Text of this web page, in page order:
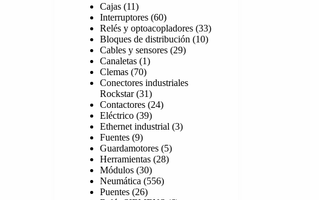
Cajas 1111
productos
Interruptores 6060
productos
Relés y optoacopladores 3333
productos
Bloques de distribución 1010
Cables y sensores 2929
Canaletas 11
Clemas 7070
productos
Conectores industriales
Rockstar 3131
productos
Contactores 2424
Eléctrico 3939
productos
Ethernet industrial 33
Fuentes 99
productos
Guardamotores 55
productos
Herramientas 2828
Módulos 3030
productos
Neumática 556556
Puentes 2626